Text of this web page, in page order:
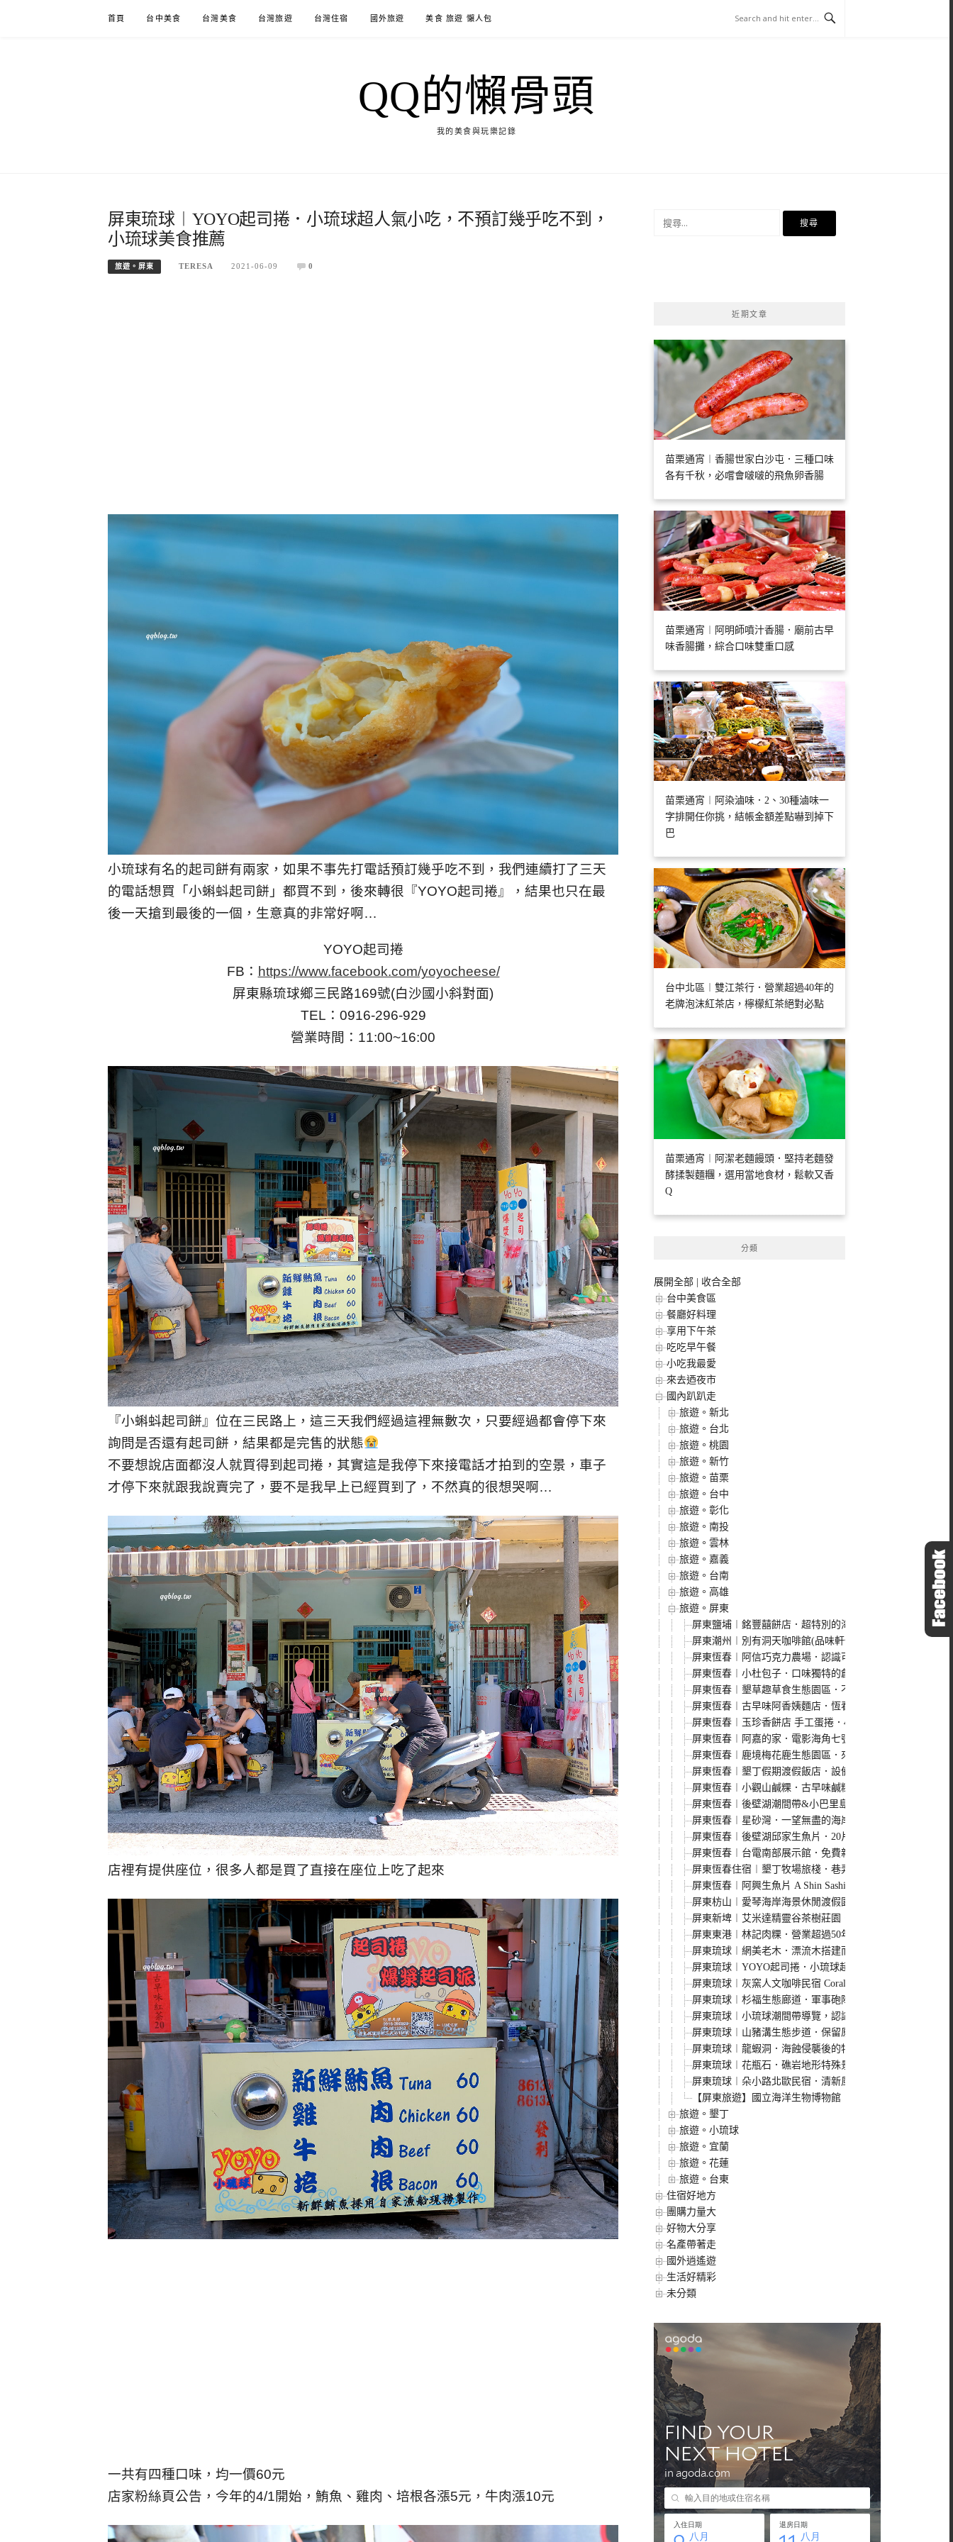
首頁 台中美食 台灣美食 台灣旅遊 台灣住宿 國外旅遊 美食 旅遊 懶人包
QQ的懶骨頭
我的美食與玩樂記錄
屏東琉球︱YOYO起司捲．小琉球超人氣小吃，不預訂幾乎吃不到，
小琉球美食推薦
旅遊。屏東 TERESA 2021-06-09 0
小琉球有名的起司餅有兩家，如果不事先打電話預訂幾乎吃不到，我們連續打了三天
的電話想買「小蝌蚪起司餅」都買不到，後來轉很『YOYO起司捲』，結果也只在最
後一天搶到最後的一個，生意真的非常好啊…
YOYO起司捲
FB： https://www.facebook.com/yoyocheese/
屏東縣琉球鄉三民路169號(白沙國小斜對面)
TEL：0916-296-929
營業時間：11:00~16:00
『小蝌蚪起司餅』位在三民路上，這三天我們經過這裡無數次，只要經過都會停下來
詢問是否還有起司餅，結果都是完售的狀態
不要想說店面都沒人就買得到起司捲，其實這是我停下來接電話才拍到的空景，車子
才停下來就跟我說賣完了，要不是我早上已經買到了， 不然真的很想哭啊…
店裡有提供座位，很多人都是買了直接在座位上吃了起來
一共有四種口味，均一價60元
店家粉絲頁公告，今年的4/1開始，鮪魚、雞肉、培根各漲5元，牛肉漲10元
近期文章
苗栗通宵︱香腸世家白沙屯．三種口味
各有千秋，必嚐會啵啵的飛魚卵香腸
苗栗通宵︱阿明師噴汁香腸．廟前古早
味香腸攤，綜合口味雙重口感
苗栗通宵︱阿染滷味．2、30種滷味一
字排開任你挑，結帳金額差點嚇到掉下
巴
台中北區︱雙江茶行．營業超過40年的
老牌泡沫紅茶店，檸檬紅茶絕對必點
苗栗通宵︱阿潔老麵饅頭．堅持老麵發
酵揉製麵糰，選用當地食材，鬆軟又香
Q
分類
展開全部
收合全部
台中美食區
餐廳好料理
享用下午茶
吃吃早午餐
小吃我最愛
來去迺夜市
國內趴趴走
旅遊。新北
旅遊。台北
旅遊。桃園
旅遊。新竹
旅遊。苗栗
旅遊。台中
旅遊。彰化
旅遊。南投
旅遊。雲林
旅遊。嘉義
旅遊。台南
旅遊。高雄
旅遊。屏東
屏東鹽埔︱銘豐囍餅店．超特別的海綿蛋糕鳳梨酥，現場
屏東潮州︱別有洞天咖啡館(品味軒休息站)，屏鵝公路上
屏東恆春︱阿信巧克力農場．認識可可豆的原貌，還可以
屏東恆春︱小杜包子．口味獨特的創意包子，多年過去人
屏東恆春︱墾草趣草食生態園區．不只有梅花鹿，還有草
屏東恆春︱古早味阿香姨麵店．恆春老街在地美食，簡單
屏東恆春︱玉珍香餅店 手工蛋捲．40年老店，洋蔥蛋捲是
屏東恆春︱阿嘉的家．電影海角七號主角阿嘉的家拍攝地
屏東恆春︱鹿境梅花鹿生態園區．來一場與梅花鹿近距離
屏東恆春︱墾丁假期渡假飯店．設備略顯老舊但房價便宜
屏東恆春︱小觀山鹹粿．古早味鹹粿配香腸，180度海景看
屏東恆春︱後壁湖潮間帶&小巴里島岩．廣大平緩的珊瑚礁
屏東恆春︱星砂灣．一望無盡的海岸線，還有著超美麗的
屏東恆春︱後壁湖邱家生魚片．20片生魚片搭配熱炒只要
屏東恆春︱台電南部展示館．免費親子景點，從遊戲中認
屏東恆春住宿︱墾丁牧場旅棧．巷弄內清新風格的牛牛民
屏東恆春︱阿興生魚片 A Shin Sashimi．墾丁必吃生魚片
屏東枋山︱愛琴海岸海景休閒渡假園區．180度無敵海景，
屏東新埤︱艾米達精靈谷茶樹莊園．小而美的精靈谷園區
屏東東港︱林記肉粿．營業超過50年的東港在地特色小吃
屏東琉球︱網美老木．漂流木搭建而成的IG打卡秘境，小
屏東琉球︱YOYO起司捲．小琉球超人氣小吃，不預訂幾
屏東琉球︱灰窯人文咖啡民宿 Coral Cafe．正對漁港的咖
屏東琉球︱杉福生態廊道．軍事砲陣地轉變成生態廊道，
屏東琉球︱小琉球潮間帶導覽，認識小琉球海洋生態，適
屏東琉球︱山豬溝生態步道．保留原始森林容貌的自然景
屏東琉球︱龍蝦洞．海蝕侵襲後的特殊地形，拍網美照很可
屏東琉球︱花瓶石．礁岩地形特殊景觀，也是觀看海龜和浮
屏東琉球︱朵小路北歐民宿．清新風格北歐風民宿，IG票
【屏東旅遊】國立海洋生物博物館
旅遊。墾丁
旅遊。小琉球
旅遊。宜蘭
旅遊。花蓮
旅遊。台東
住宿好地方
團購力量大
好物大分享
名產帶著走
國外逍遙遊
生活好精彩
未分類